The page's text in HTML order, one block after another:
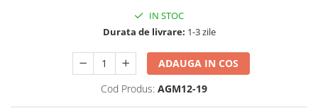
Invertoare On-grid
Invertoare Off-grid
IN STOC
Durata de livrare: 1-3 zile
ADAUGA IN COS
Cod Produs: AGM12-19